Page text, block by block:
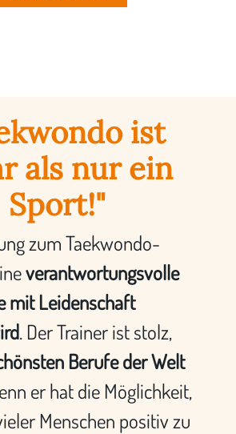
ist
als nur ein
Sport!"
zum Taekwondo-
verantwortungsvolle
mit Leidenschaft
. Der Trainer ist stolz,
Berufe der Welt
er hat die Möglichkeit,
Menschen positiv zu